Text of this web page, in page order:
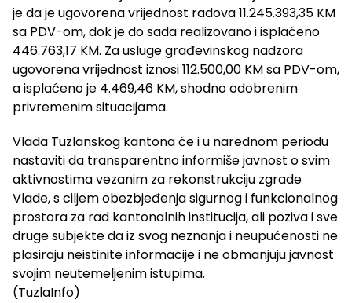
je da je ugovorena vrijednost radova 11.245.393,35 KM
sa PDV-om, dok je do sada realizovano i isplaćeno
446.763,17 KM. Za usluge građevinskog nadzora
ugovorena vrijednost iznosi 112.500,00 KM sa PDV-om,
a isplaćeno je 4.469,46 KM, shodno odobrenim
privremenim situacijama.
Vlada Tuzlanskog kantona će i u narednom periodu
nastaviti da transparentno informiše javnost o svim
aktivnostima vezanim za rekonstrukciju zgrade
Vlade, s ciljem obezbjeđenja sigurnog i funkcionalnog
prostora za rad kantonalnih institucija, ali poziva i sve
druge subjekte da iz svog neznanja i neupućenosti ne
plasiraju neistinite informacije i ne obmanjuju javnost
svojim neutemeljenim istupima.
(TuzlaInfo)